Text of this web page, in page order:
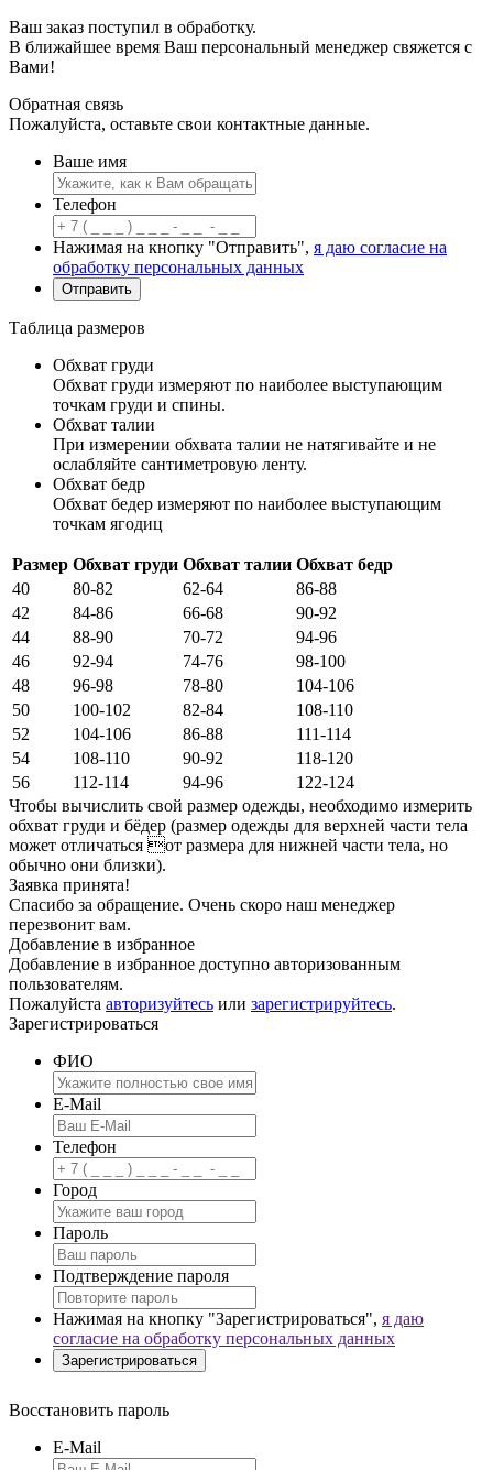
Ваш заказ поступил в обработку.
В ближайшее время Ваш персональный менеджер свяжется с
Вами!
Обратная связь
Пожалуйста, оставьте свои контактные данные.
Ваше имя
Телефон
Нажимая на кнопку "Отправить", я даю согласие на
обработку персональных данных
Таблица размеров
Обхват груди
Обхват груди измеряют по наиболее выступающим
точкам груди и спины.
Обхват талии
При измерении обхвата талии не натягивайте и не
ослабляйте сантиметровую ленту.
Обхват бедр
Обхват бедер измеряют по наиболее выступающим
точкам ягодиц
Размер Обхват груди Обхват талии Обхват бедр
40
80-82 62-64
86-88
42
84-86 66-68
90-92
44
88-90 70-72
94-96
46
92-94 74-76
98-100
48
96-98 78-80
104-106
50
100-102 82-84
108-110
52
104-106 86-88
111-114
54
108-110 90-92
118-120
56
112-114 94-96
122-124
Чтобы вычислить свой размер одежды, необходимо измерить
обхват груди и бёдер (размер одежды для верхней части тела
может отличаться от размера для нижней части тела, но
обычно они близки).
Заявка принята!
Спасибо за обращение. Очень скоро наш менеджер
перезвонит вам.
Добавление в избранное
Добавление в избранное доступно авторизованным
пользователям.
Пожалуйста авторизуйтесь или зарегистрируйтесь.
Зарегистрироваться
ФИО
E-Mail
Телефон
Город
Пароль
Подтверждение пароля
Нажимая на кнопку "Зарегистрироваться", я даю
согласие на обработку персональных данных
Восстановить пароль
E-Mail